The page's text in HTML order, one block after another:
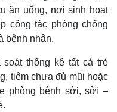
trường
vàng
dùng
giá
ăn uống, nơi sinh hoạt
công tác phòng chống
bệnh nhân.
thống kê tất cả trẻ
tiêm chưa đủ mũi hoặc
phòng bệnh sởi, sởi –